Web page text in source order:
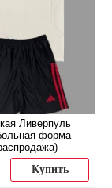
Ливерпуль
форма
Купить